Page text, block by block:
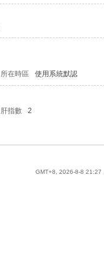
所在時區 使用系統默認
肝指數
2
GMT+8, 2026-8-8 21:27